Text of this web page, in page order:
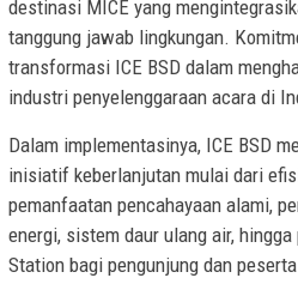
destinasi MICE yang
tanggung jawab lingkungan.
transformasi ICE BSD dalam
industri penyelenggaraan acara di
Dalam implementasinya, ICE BSD
inisiatif keberlanjutan mulai dari
pemanfaatan pencahayaan alami,
energi, sistem daur ulang air,
Station bagi pengunjung dan